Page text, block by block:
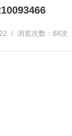
/ 浏览次数：88次